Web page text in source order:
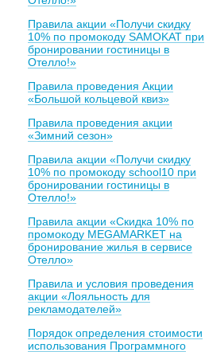
Правила акции «Получи скидку
10% по промокоду SAMOKAT при
бронировании гостиницы в
Отелло!»
Правила проведения Акции
«Большой кольцевой квиз»
Правила проведения акции
«Зимний сезон»
Правила акции «Получи скидку
10% по промокоду school10 при
бронировании гостиницы в
Отелло!»
Правила акции «Скидка 10% по
промокоду MEGAMARKET на
бронирование жилья в сервисе
Отелло»
Правила и условия проведения
акции «Лояльность для
рекламодателей»
Порядок определения стоимости
использования Программного